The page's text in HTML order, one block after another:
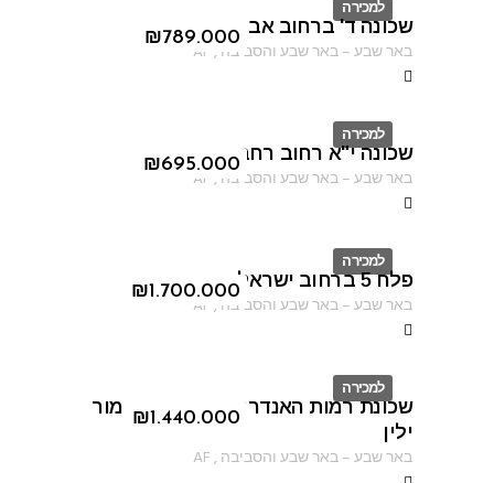
למכירה
ID
₪789.000
שכונה ד' ברחוב אברהם אבינו
באר שבע–באר שבע והסביבה ,
AF
למכירה
ID
₪695.000
שכונה י"א רחוב רחבת הרב קוק
באר שבע–באר שבע והסביבה ,
AF
למכירה
ID
₪1.700.000
פלח 5 ברחוב ישראל שוחט
באר שבע–באר שבע והסביבה ,
AF
למכירה
ID
₪1.440.000
שכונת רמות האנדרטה ברחוב נתן מור
ילין
באר שבע–באר שבע והסביבה ,
AF